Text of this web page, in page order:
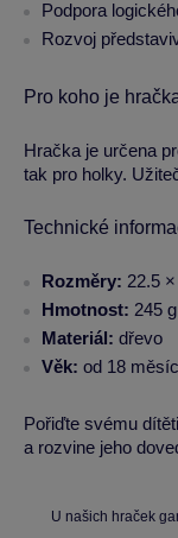
Podpora
Rozvoj
Pro koho je
Hračka je určena
tak pro holky.
Technické
Rozměry: 22.5
Hmotnost: 245 g
Materiál: dřevo
Věk: od 18
Pořiďte svému
a rozvine jeho
U našich hraček